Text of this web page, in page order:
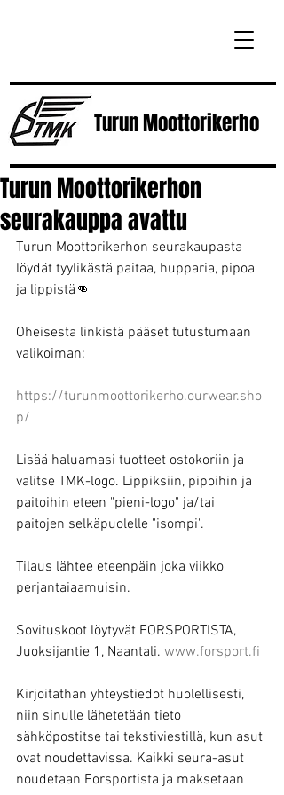
TurunMoottorikerho
Turun Moottorikerhon
seurakauppa avattu
Turun Moottorikerhon seurakaupasta
löydät tyylikästä paitaa, hupparia, pipoa
ja lippistä👊
Oheisesta linkistä pääset tutustumaan
valikoiman:
https://turunmoottorikerho.ourwear.sho
p/
Lisää haluamasi tuotteet ostokoriin ja
valitse TMK-logo. Lippiksiin, pipoihin ja
paitoihin eteen "pieni-logo" ja/tai
paitojen selkäpuolelle "isompi".
Tilaus lähtee eteenpäin joka viikko
perjantaiaamuisin.
Sovituskoot löytyvät FORSPORTISTA,
Juoksijantie 1, Naantali. www.forsport.fi
Kirjoitathan yhteystiedot huolellisesti,
niin sinulle lähetetään tieto
sähköpostitse tai tekstiviestillä, kun asut
ovat noudettavissa. Kaikki seura-asut
noudetaan Forsportista ja maksetaan